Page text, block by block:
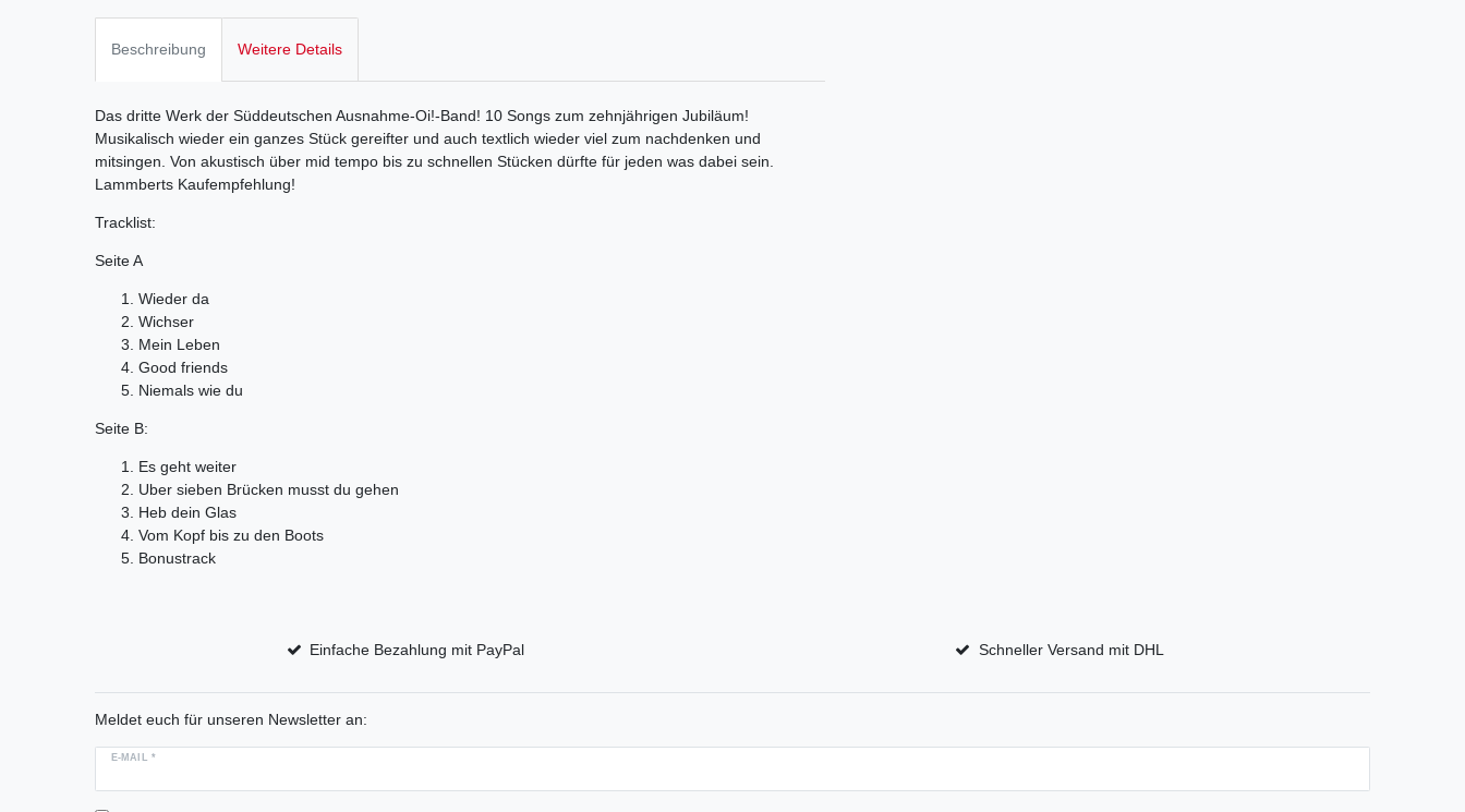
Beschreibung Weitere Details
Das dritte Werk der Süddeutschen Ausnahme-Oi!-Band! 10 Songs zum zehnjährigen Jubiläum!
Musikalisch wieder ein ganzes Stück gereifter und auch textlich wieder viel zum nachdenken und
mitsingen. Von akustisch über mid tempo bis zu schnellen Stücken dürfte für jeden was dabei sein.
Lammberts Kaufempfehlung!
Tracklist:
Seite A
Wieder da
Wichser
Mein Leben
Good friends
Niemals wie du
Seite B:
Es geht weiter
Uber sieben Brücken musst du gehen
Heb dein Glas
Vom Kopf bis zu den Boots
Bonustrack
Einfache Bezahlung mit PayPal Schneller Versand mit DHL
Meldet euch für unseren Newsletter an:
E-MAIL *